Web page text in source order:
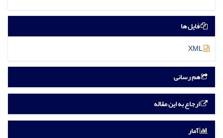
فایل ها
هم رسانی
ارجاع به این مقاله
آمار